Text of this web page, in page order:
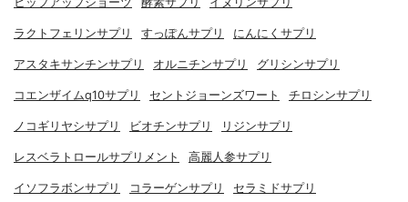
ラクトフェリンサプリ すっぽんサプリ にんにくサプリ
アスタキサンチンサプリ オルニチンサプリ グリシンサプリ
コエンザイムq10サプリ セントジョーンズワート チロシンサプリ
ノコギリヤシサプリ ビオチンサプリ リジンサプリ
レスベラトロールサプリメント 高麗人参サプリ
イソフラボンサプリ コラーゲンサプリ セラミドサプリ